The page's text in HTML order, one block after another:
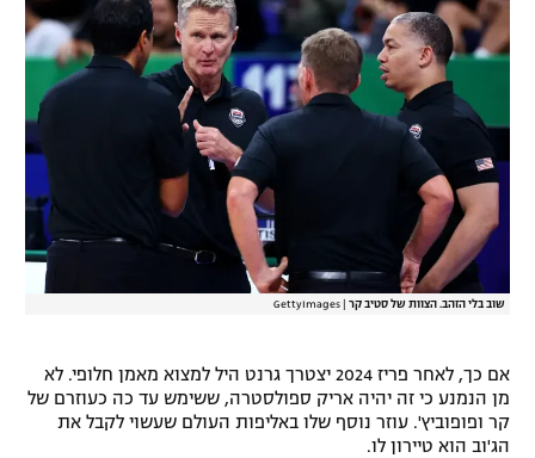
המגזין
שוב בלי הזהב. הצוות של סטיב קר GettyImages
אם כך, לאחר פריז 2024 יצטרך גרנט היל למצוא מאמן חלופי. לא
מן הנמנע כי זה יהיה אריק ספולסטרה, ששימש עד כה כעוזרם של
קר ופופוביץ'. עוזר נוסף שלו באליפות העולם שעשוי לקבל את
הג'וב הוא טיירון לו.